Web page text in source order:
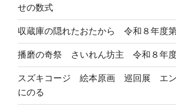
せの数式
収蔵庫の隠れたおたから 令和８年度
播磨の奇祭 さいれん坊主 令和８年
スズキコージ 絵本原画 巡回展 エ
にのる